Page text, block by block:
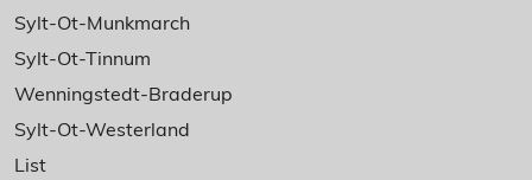
Sylt-Ot-Munkmarch
Sylt-Ot-Tinnum
Wenningstedt-Braderup
Sylt-Ot-Westerland
List